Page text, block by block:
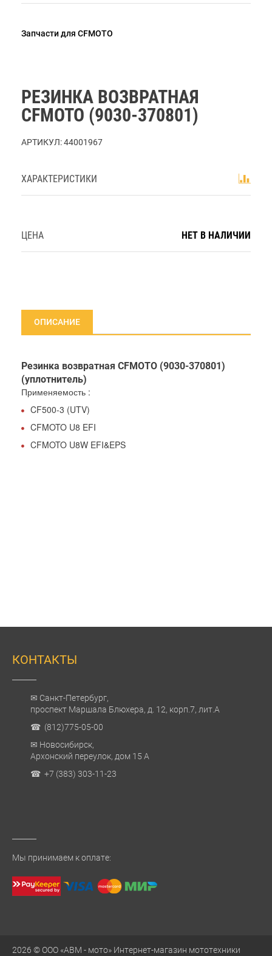
Запчасти для CFMOTO
РЕЗИНКА ВОЗВРАТНАЯ
CFMOTO (9030-370801)
АРТИКУЛ:44001967
ХАРАКТЕРИСТИКИ
ЦЕНА НЕТ В НАЛИЧИИ
ОПИСАНИЕ
Резинка возвратная CFMOTO (9030-370801)
(уплотнитель)
Применяемость :
CF500-3 (UTV)
CFMOTO U8 EFI
CFMOTO U8W EFI&EPS
КОНТАКТЫ
✉ Санкт-Петербург,
проспект Маршала Блюхера, д. 12, корп.7, лит.А
☎ (812)775-05-00
✉ Новосибирск,
Архонский переулок, дом 15 А
☎ +7 (383) 303-11-23
Мы принимаем к оплате:
2026 © ООО «АВМ - мото» Интернет-магазин мототехники